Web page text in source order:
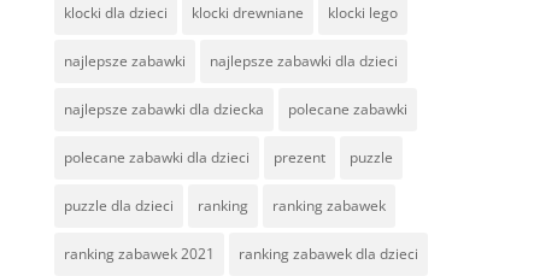
klocki dla dzieci klocki drewniane klocki lego
najlepsze zabawki najlepsze zabawki dla dzieci
najlepsze zabawki dla dziecka polecane zabawki
polecane zabawki dla dzieci prezent puzzle
puzzle dla dzieci ranking ranking zabawek
ranking zabawek 2021 ranking zabawek dla dzieci